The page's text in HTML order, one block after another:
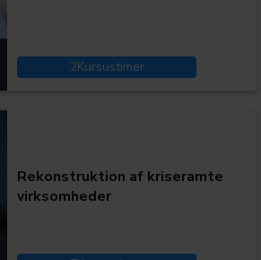
2Kursustimer
Rekonstruktion af kriseramte
virksomheder